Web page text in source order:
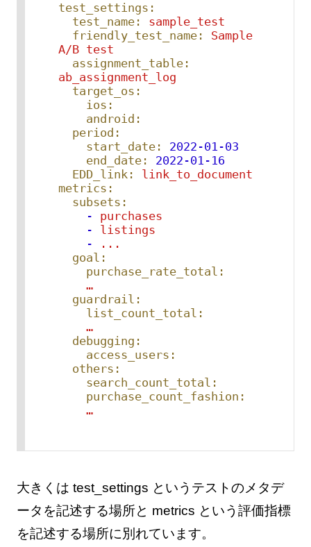
test_settings:
test_name:
sample_test
friendly_test_name:
Sample
A/B test
assignment_table:
ab_assignment_log
target_os:
ios:
android:
period:
start_date:
2022-01-03
end_date:
2022-01-16
EDD_link:
link_to_document
metrics:
subsets:
-
purchases
-
listings
-
...
goal:
purchase_rate_total:
…
guardrail:
list_count_total:
…
debugging:
access_users:
others:
search_count_total:
purchase_count_fashion:
…
大きくは test_settings というテストのメタデ
ータを記述する場所と metrics という評価指標
を記述する場所に別れています。